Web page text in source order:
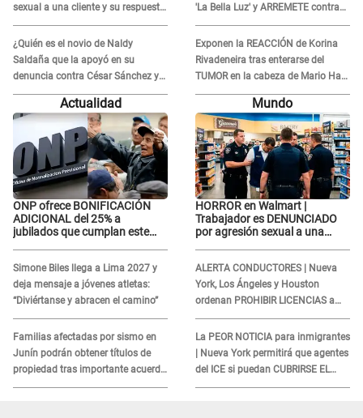
sexual a una cliente y su respuesta
INDIGNÓ A TODOS
¿Quién es el novio de Naldy
Saldaña que la apoyó en su
denuncia contra César Sánchez y
confrontó al dueño de 'La Bella
'La Bella Luz' y ARREMETE contra
Naldy Saldaña: “Muchas
amantes...”
Exponen la REACCIÓN de Korina
Rivadeneira tras enterarse del
TUMOR en la cabeza de Mario Hart:
"Ella estaba muy..."
Actualidad
ONP ofrece BONIFICACIÓN
ADICIONAL del 25% a
jubilados que cumplan este
Simone Biles llega a Lima 2027 y
deja mensaje a jóvenes atletas:
“Diviértanse y abracen el camino”
Familias afectadas por sismo en
Junín podrán obtener títulos de
propiedad tras importante acuerdo
de Cofopri
Mundo
HORROR en Walmart |
Trabajador es DENUNCIADO
por agresión sexual a una
ALERTA CONDUCTORES | Nueva
York, Los Ángeles y Houston
ordenan PROHIBIR LICENCIAS a
quienes no presenten ESTE
DOCUMENTO
La PEOR NOTICIA para inmigrantes
| Nueva York permitirá que agentes
del ICE si puedan CUBRIRSE EL
ROSTRO